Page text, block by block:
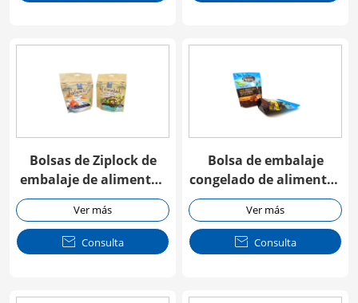
Bolsas de Ziplock de
embalaje de alimentos
congelados resellables
Ver más
 Consulta
Bolsa de embalaje
congelado de alimentos
con cremallera
Ver más
 Consulta